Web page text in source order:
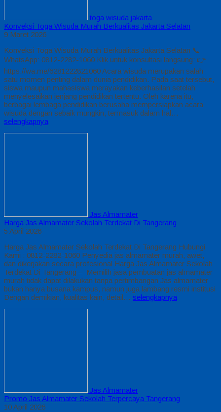
toga wisuda jakarta
Konveksi Toga Wisuda Murah Berkualitas Jakarta Selatan
9 Maret 2026
Konveksi Toga Wisuda Murah Berkualitas Jakarta Selatan 📞
WhatsApp: 0812-2282-1060 Klik untuk konsultasi langsung: 👉
https://wa.me/6281222821060 Acara wisuda merupakan salah
satu momen penting dalam dunia pendidikan. Pada saat tersebut,
siswa maupun mahasiswa merayakan keberhasilan setelah
menyelesaikan jenjang pendidikan tertentu. Oleh karena itu,
berbagai lembaga pendidikan berusaha mempersiapkan acara
wisuda dengan sebaik mungkin, termasuk dalam hal…
selengkapnya
Jas Almamater
Harga Jas Almamater Sekolah Terdekat Di Tangerang
5 April 2026
Harga Jas Almamater Sekolah Terdekat Di Tangerang Hubungi
Kami : 0812-2282-1060 Penyedia jas almamater murah, awet,
dan dikerjakan secara profesional Harga Jas Almamater Sekolah
Terdekat Di Tangerang – Memilih jasa pembuatan jas almamater
murah tidak dapat dilakukan tanpa pertimbangan Jas almamater
bukan hanya busana kampus, namun juga lambang resmi institusi
Dengan demikian, kualitas kain, detail… selengkapnya
Jas Almamater
Promo Jas Almamater Sekolah Terpercaya Tangerang
10 April 2026